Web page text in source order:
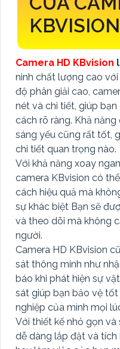
KBVISION
Camera HD KBvision l
ninh chất lượng cao với
độ phân giải cao,
nét và chi tiết, giúp
cách rõ ràng. Khả
sáng yếu cũng rất tốt,
chi tiết quan trọng nào.
Với khả năng xoay
camera KBvision có
cách hiệu quả mà
sự khác biệt Bạn sẽ
và theo dõi mà không
người.
Camera HD KBvision
sát thông minh như
báo khi phát hiện sự
sát giúp bạn bảo vệ
nghiệp của mình mọi
Với thiết kế nhỏ gọn và
dễ dàng lắp đặt và